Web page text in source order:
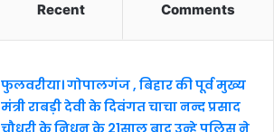
Recent Comments
फुलवरीया। गोपालगंज , बिहार की पूर्व मुख्य
मंत्री राबड़ी देवी के दिवंगत चाचा नन्द प्रसाद